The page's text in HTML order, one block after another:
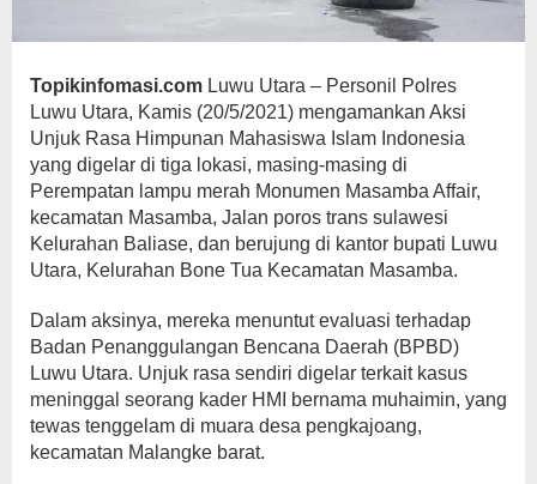
Topikinfomasi.com Luwu Utara – Personil Polres
Luwu Utara, Kamis (20/5/2021) mengamankan Aksi
Unjuk Rasa Himpunan Mahasiswa Islam Indonesia
yang digelar di tiga lokasi, masing-masing di
Perempatan lampu merah Monumen Masamba Affair,
kecamatan Masamba, Jalan poros trans sulawesi
Kelurahan Baliase, dan berujung di kantor bupati Luwu
Utara, Kelurahan Bone Tua Kecamatan Masamba.
Dalam aksinya, mereka menuntut evaluasi terhadap
Badan Penanggulangan Bencana Daerah (BPBD)
Luwu Utara. Unjuk rasa sendiri digelar terkait kasus
meninggal seorang kader HMI bernama muhaimin, yang
tewas tenggelam di muara desa pengkajoang,
kecamatan Malangke barat.